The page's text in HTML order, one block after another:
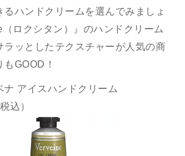
るハンドクリームを選んでみましょ
ロクシタン）』のハンドクリーム
ラッとしたテクスチャーが人気の商
GOOD！
ナ アイスハンドクリーム
込）